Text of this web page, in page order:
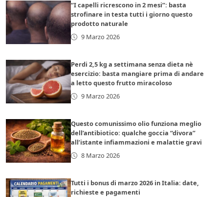
“I capelli ricrescono in 2 mesi”: basta
strofinare in testa tutti i giorno questo
prodotto naturale
9 Marzo 2026
Perdi 2,5 kg a settimana senza dieta nè
esercizio: basta mangiare prima di andare
a letto questo frutto miracoloso
9 Marzo 2026
Questo comunissimo olio funziona meglio
dell’antibiotico: qualche goccia “divora”
all’istante infiammazioni e malattie gravi
8 Marzo 2026
Tutti i bonus di marzo 2026 in Italia: date,
richieste e pagamenti